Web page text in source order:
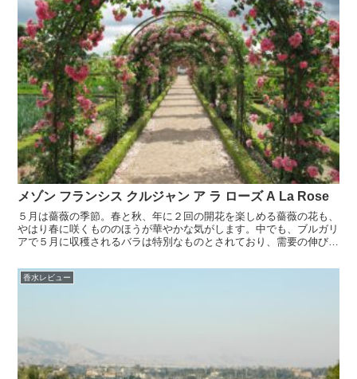
メゾン フランシス クルジャン ア ラ ローズ A La Rose
５月は薔薇の季節。春と秋、年に２回の開花を楽しめる薔薇の花も、
やはり春に咲くもののほうが華やかな気がします。中でも、ブルガリ
アで５月に収穫されるバラは特別なものとされており、需要の伸びを
香水レビュー